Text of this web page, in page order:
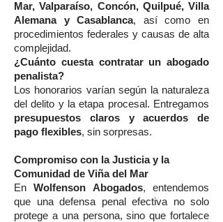
Mar, Valparaíso, Concón, Quilpué, Villa
Alemana y Casablanca, así como en
procedimientos federales y causas de alta
complejidad.
¿Cuánto cuesta contratar un abogado
penalista?
Los honorarios varían según la naturaleza
del delito y la etapa procesal. Entregamos
presupuestos claros y acuerdos de
pago flexibles, sin sorpresas.
Compromiso con la Justicia y la
Comunidad de Viña del Mar
EnWolfenson Abogados, entendemos
que una defensa penal efectiva no solo
protege a una persona, sino que fortalece